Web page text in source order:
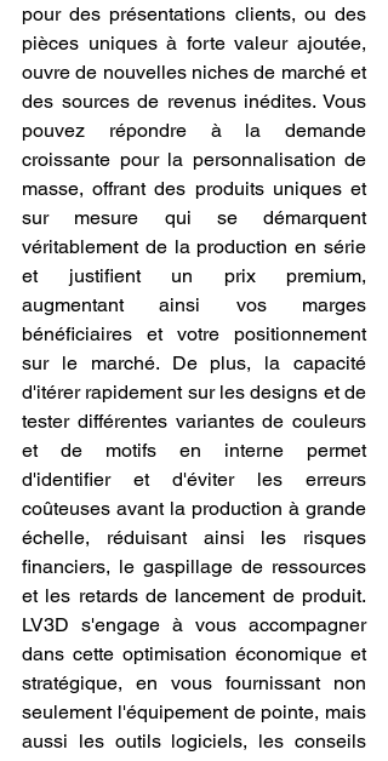
pour des présentations clients, ou des
pièces uniques à forte valeur ajoutée,
ouvre de nouvelles niches de marché et
des sources de revenus inédites. Vous
pouvez répondre à la demande
croissante pour la personnalisation de
masse, offrant des produits uniques et
sur mesure qui se démarquent
véritablement de la production en série
et justifient un prix premium,
augmentant ainsi vos marges
bénéficiaires et votre positionnement
sur le marché. De plus, la capacité
d'itérer rapidement sur les designs et de
tester différentes variantes de couleurs
et de motifs en interne permet
d'identifier et d'éviter les erreurs
coûteuses avant la production à grande
échelle, réduisant ainsi les risques
financiers, le gaspillage de ressources
et les retards de lancement de produit.
LV3D s'engage à vous accompagner
dans cette optimisation économique et
stratégique, en vous fournissant non
seulement l'équipement de pointe, mais
aussi les outils logiciels, les conseils